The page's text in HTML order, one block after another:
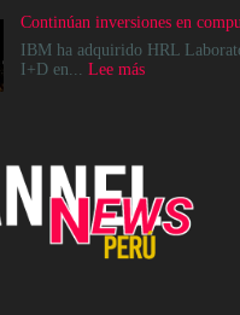
realmente
pueda
sostener
gráficas
RDNA
5
avanzada
desarrollo
Continúan inversiones en
IBM ha adquirido HRL
I+D en... Lee más: